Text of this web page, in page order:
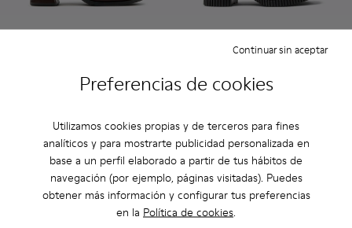
Preferencias de cookies
Utilizamos cookies propias y de terceros para fines
analíticos y para mostrarte publicidad personalizada en
base a un perfil elaborado a partir de tus hábitos de
navegación (por ejemplo, páginas visitadas). Puedes
obtener más información y configurar tus preferencias
en la Política de cookies.
Continuar sin aceptar
Kora - K400836-003 - Botines marrones de piel y textil
Kora - K400836-001 - Botines negros de piel y textil
Añadir
Pix London - K201811-004
Pix London -
160 €
Añadir